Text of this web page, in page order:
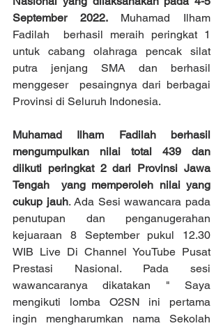
September 2022. Muhamad Ilham
Fadilah  berhasil meraih peringkat 1
untuk cabang olahraga pencak silat
putra jenjang SMA dan berhasil
menggeser  pesaingnya dari berbagai
Provinsi di Seluruh Indonesia.
Muhamad Ilham Fadilah berhasil
mengumpulkan nilai total 439 dan
diikuti peringkat 2 dari Provinsi Jawa
Tengah  yang memperoleh nilai yang
cukup jauh. Ada Sesi wawancara pada
penutupan dan penganugerahan
kejuaraan 8 September pukul 12.30
WIB Live Di Channel YouTube Pusat
Prestasi Nasional. Pada sesi
wawancaranya dikatakan " Saya
mengikuti lomba O2SN ini pertama
ingin mengharumkan nama Sekolah